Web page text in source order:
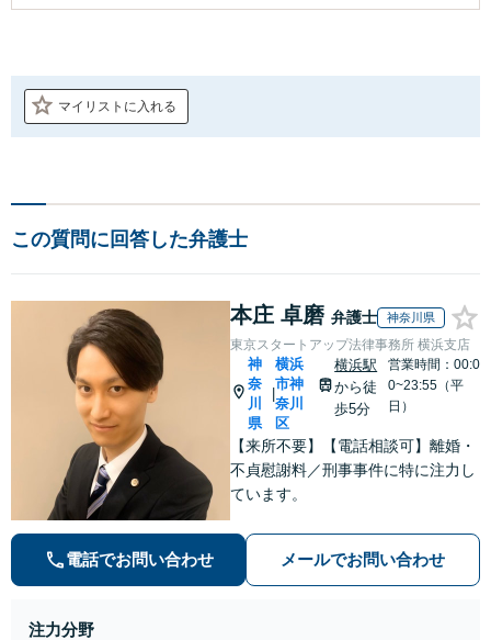
マイリストに入れる
この質問に回答した弁護士
本庄 卓磨 弁護士 神奈川県
東京スタートアップ法律事務所 横浜支店
神
奈
川
県
横浜
市神
奈川
区
横浜駅
から徒
歩5分
営業時間：00:0
0~23:55（平
日）
【来所不要】【電話相談可】離婚・
不貞慰謝料／刑事事件に特に注力し
ています。
電話でお問い合わせ メールでお問い合わせ
注力分野